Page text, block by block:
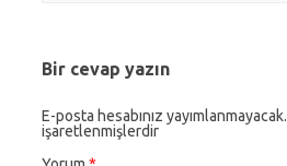
Bir cevap yazın
E-posta hesabınız yayımlanmayacak.
işaretlenmişlerdir